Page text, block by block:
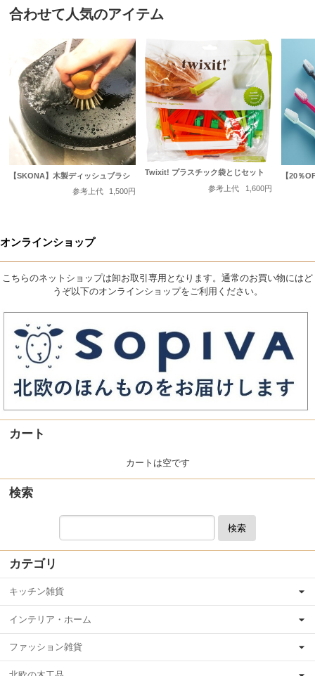
合わせて人気のアイテム
【SKONA】木製ディッシュブラシ
参考上代
1,500円
Twixit! プラスチック袋とじセット
参考上代
1,600円
【20％
オンラインショップ
こちらのネットショップは卸お取引専用となります。通常のお買い物にはど
うぞ以下のオンラインショップをご利用ください。
カート
カートは空です
検索
検索
カテゴリ
キッチン雑貨
インテリア・ホーム
ファッション雑貨